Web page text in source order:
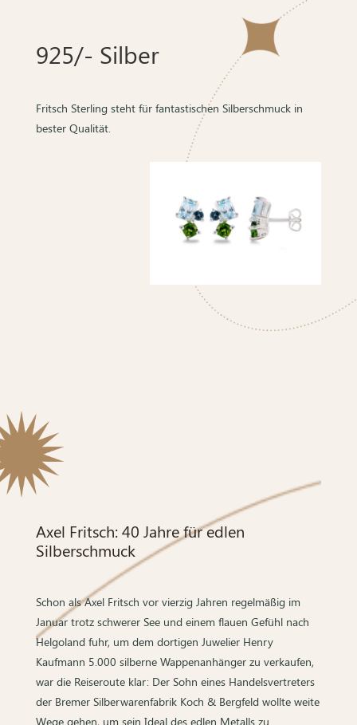
925/- Silber
Fritsch Sterling steht für fantastischen Silberschmuck in
bester Qualität.
Axel Fritsch: 40 Jahre für edlen
Silberschmuck
Schon als Axel Fritsch vor vierzig Jahren regelmäßig im
Januar trotz schwerer See und einem flauen Gefühl nach
Helgoland fuhr, um dem dortigen Juwelier Henry
Kaufmann 5.000 silberne Wappenanhänger zu verkaufen,
war die Reiseroute klar: Der Sohn eines Handelsvertreters
der Bremer Silberwarenfabrik Koch & Bergfeld wollte weite
Wege gehen, um sein Ideal des edlen Metalls zu